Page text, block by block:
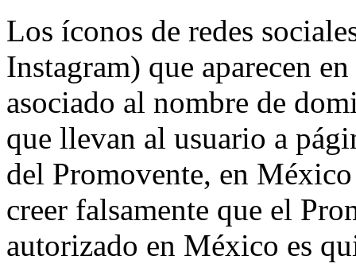
Los íconos de redes
Instagram) que aparecen
asociado al nombre de
que llevan al usuario a
del Promovente, en
creer falsamente que el
autorizado en México es